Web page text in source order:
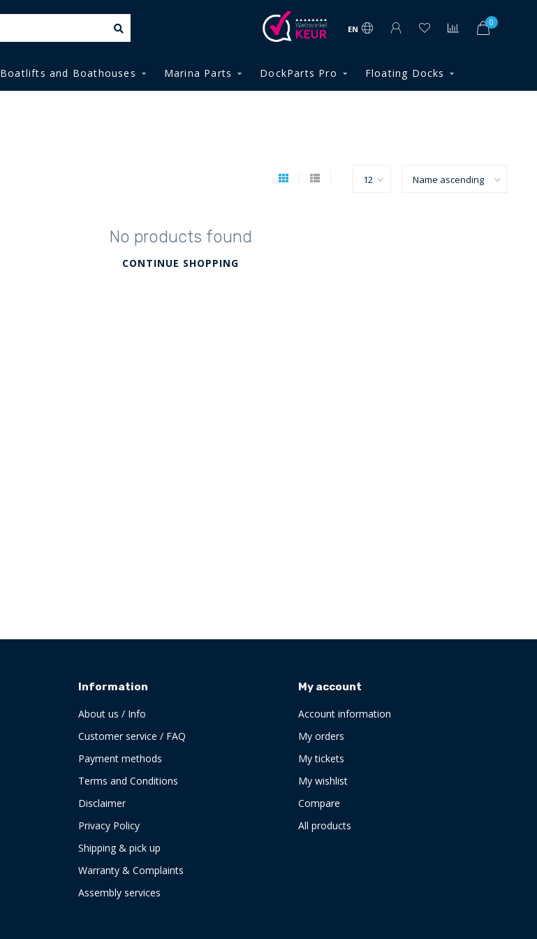
EN
0
Boatlifts and Boathouses Marina Parts DockParts Pro Floating Docks
No products found
CONTINUE SHOPPING
Information
About us / Info
Customer service / FAQ
Payment methods
Terms and Conditions
Disclaimer
Privacy Policy
Shipping & pick up
Warranty & Complaints
Assembly services
My account
Account information
My orders
My tickets
My wishlist
Compare
All products